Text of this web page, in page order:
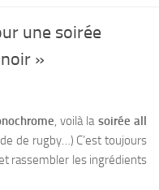
une soirée
»
, voilà la soirée all
de rugby…) C’est toujours
rassembler les ingrédients